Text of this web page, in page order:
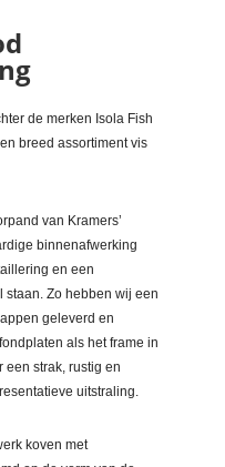
de merken Isola Fish
breed assortiment vis
van Kramers’
binnenafwerking
en een
staan. Zo hebben wij een
geleverd en
als het frame in
een strak, rustig en
uitstraling.
koven met